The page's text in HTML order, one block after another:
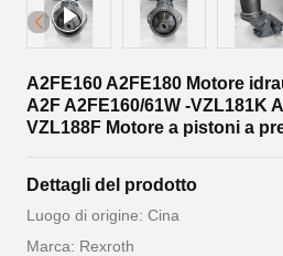
A2FE160 A2FE180 Motore
A2F A2FE160/61W -VZL181K
VZL188F Motore a pistoni a
Dettagli del prodotto
Luogo di origine: Cina
Marca: Rexroth